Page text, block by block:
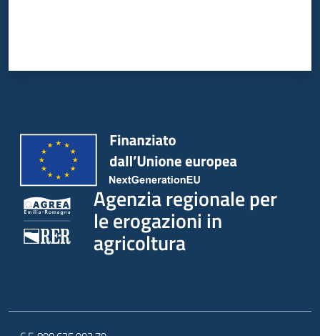
Agenzia regionale per
le erogazioni in
agricoltura